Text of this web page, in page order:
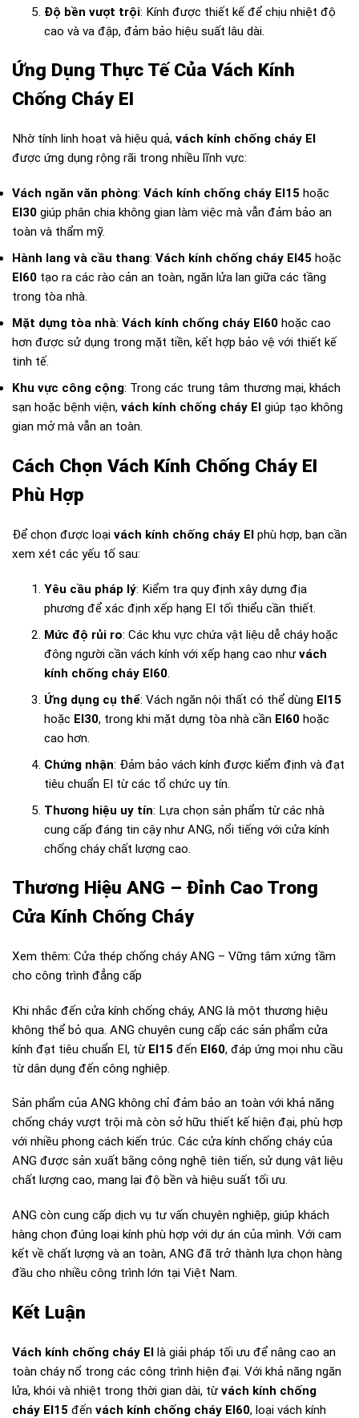
Độ bền vượt trội: Kính được thiết kế để chịu nhiệt độ
cao và va đập, đảm bảo hiệu suất lâu dài.
Ứng Dụng Thực Tế Của Vách Kính
Chống Cháy EI
Nhờ tính linh hoạt và hiệu quả, vách kính chống cháy EI
được ứng dụng rộng rãi trong nhiều lĩnh vực:
Vách ngăn văn phòng: Vách kính chống cháy EI15 hoặc
EI30 giúp phân chia không gian làm việc mà vẫn đảm bảo an
toàn và thẩm mỹ.
Hành lang và cầu thang: Vách kính chống cháy EI45 hoặc
EI60 tạo ra các rào cản an toàn, ngăn lửa lan giữa các tầng
trong tòa nhà.
Mặt dựng tòa nhà: Vách kính chống cháy EI60 hoặc cao
hơn được sử dụng trong mặt tiền, kết hợp bảo vệ với thiết kế
tinh tế.
Khu vực công cộng: Trong các trung tâm thương mại, khách
sạn hoặc bệnh viện, vách kính chống cháy EI giúp tạo không
gian mở mà vẫn an toàn.
Cách Chọn Vách Kính Chống Cháy EI
Phù Hợp
Để chọn được loại vách kính chống cháy EI phù hợp, bạn cần
xem xét các yếu tố sau:
Yêu cầu pháp lý: Kiểm tra quy định xây dựng địa
phương để xác định xếp hạng EI tối thiểu cần thiết.
Mức độ rủi ro: Các khu vực chứa vật liệu dễ cháy hoặc
đông người cần vách kính với xếp hạng cao như vách
kính chống cháy EI60.
Ứng dụng cụ thể: Vách ngăn nội thất có thể dùng EI15
hoặc EI30, trong khi mặt dựng tòa nhà cần EI60 hoặc
cao hơn.
Chứng nhận: Đảm bảo vách kính được kiểm định và đạt
tiêu chuẩn EI từ các tổ chức uy tín.
Thương hiệu uy tín: Lựa chọn sản phẩm từ các nhà
cung cấp đáng tin cậy như ANG, nổi tiếng với cửa kính
chống cháy chất lượng cao.
Thương Hiệu ANG – Đỉnh Cao Trong
Cửa Kính Chống Cháy
Xem thêm: Cửa thép chống cháy ANG – Vững tâm xứng tầm
cho công trình đẳng cấp
Khi nhắc đến cửa kính chống cháy, ANG là một thương hiệu
không thể bỏ qua. ANG chuyên cung cấp các sản phẩm cửa
kính đạt tiêu chuẩn EI, từ EI15 đến EI60, đáp ứng mọi nhu cầu
từ dân dụng đến công nghiệp.
Sản phẩm của ANG không chỉ đảm bảo an toàn với khả năng
chống cháy vượt trội mà còn sở hữu thiết kế hiện đại, phù hợp
với nhiều phong cách kiến trúc. Các cửa kính chống cháy của
ANG được sản xuất bằng công nghệ tiên tiến, sử dụng vật liệu
chất lượng cao, mang lại độ bền và hiệu suất tối ưu.
ANG còn cung cấp dịch vụ tư vấn chuyên nghiệp, giúp khách
hàng chọn đúng loại kính phù hợp với dự án của mình. Với cam
kết về chất lượng và an toàn, ANG đã trở thành lựa chọn hàng
đầu cho nhiều công trình lớn tại Việt Nam.
Kết Luận
Vách kính chống cháy EI là giải pháp tối ưu để nâng cao an
toàn cháy nổ trong các công trình hiện đại. Với khả năng ngăn
lửa, khói và nhiệt trong thời gian dài, từ vách kính chống
cháy EI15 đến vách kính chống cháy EI60, loại vách kính